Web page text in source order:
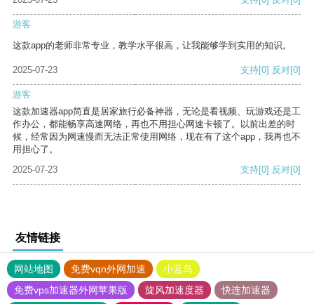
游客
这款app的老师非常专业，教学水平很高，让我能够学到实用的知识。
2025-07-23 支持[0] 反对[0]
游客
这款加速器app简直是居家旅行必备神器，无论是看视频、玩游戏还是工
作办公，都能畅享高速网络，再也不用担心网速卡顿了。以前出差的时
候，经常因为网速慢而无法正常使用网络，现在有了这个app，我再也不
用担心了。
2025-07-23
支持[0] 反对[0]
友情链接
网站地图 免费vqn外网加速
小蓝鸟
免费vps加速器外网苹果版
旋风加速度器
快连加速器